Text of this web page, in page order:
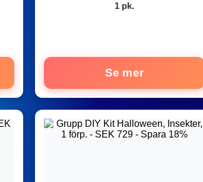
1 pk.
Se mer